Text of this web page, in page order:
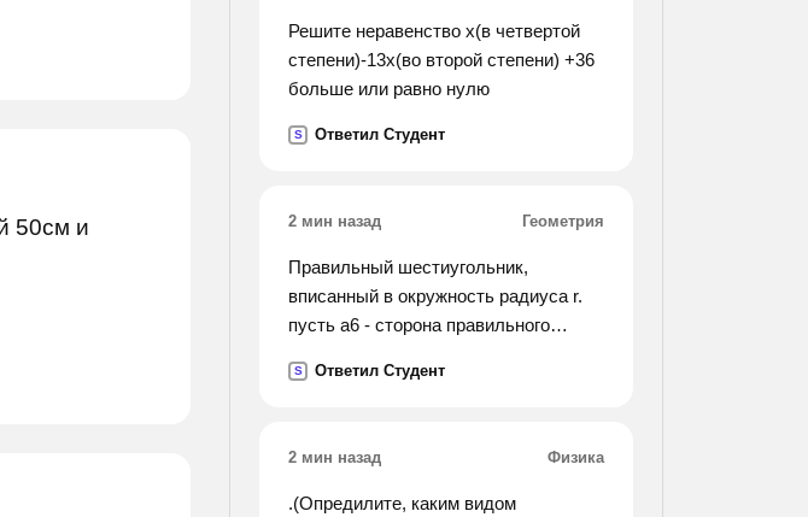
50см и
Решите неравенство х(в четвертой
степени)-13х(во второй степени) +36
больше или равно нулю
S Ответил Студент
2 мин назад Геометрия
Правильный шестиугольник,
вписанный в окружность радиуса r.
пусть a6 - сторона правильного
вписанной окружности, p - периметр
s, если
r=4 квадратных корня из 3см.
S Ответил Студент
2 мин назад Физика
.(Опредилите, каким видом